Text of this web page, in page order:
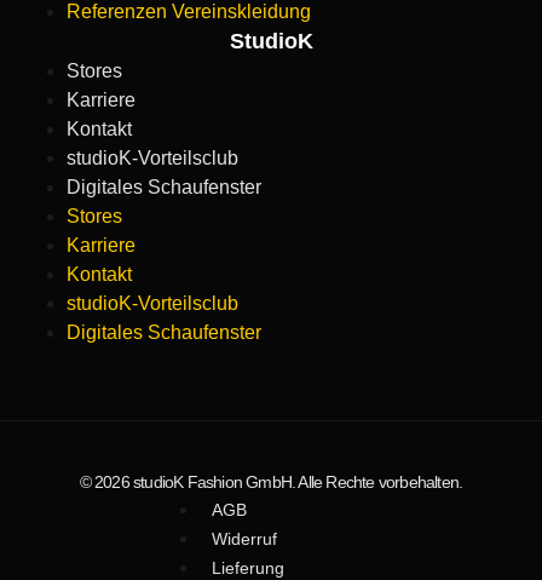
Referenzen Vereinskleidung
StudioK
Stores
Karriere
Kontakt
studioK-Vorteilsclub
Digitales Schaufenster
Stores
Karriere
Kontakt
studioK-Vorteilsclub
Digitales Schaufenster
© 2026 studioK Fashion GmbH. Alle Rechte vorbehalten.
AGB
Widerruf
Lieferung